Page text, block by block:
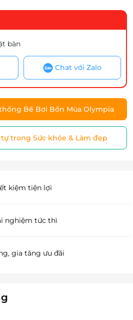
bàn
Chat với Zalo
Bể Bơi Bốn Mùa Olympia
trong Sức khỏe & Làm đẹp
kiệm tiện lợi
nghiệm tức thì
gia tăng ưu đãi